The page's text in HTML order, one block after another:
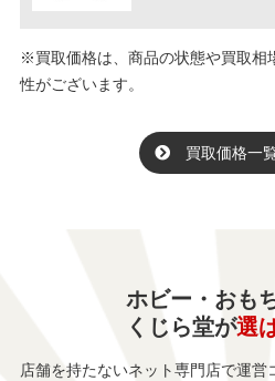
※買取価格は、商品の状態や買取相
性がございます。
買取価格一
ホビー・おも
くじら堂が選
店舗を持たないネット専門店で運営